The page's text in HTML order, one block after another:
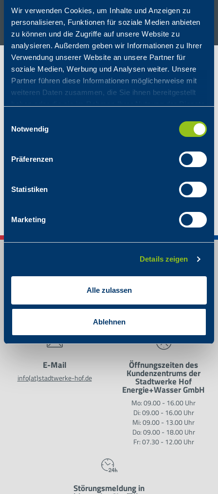
Wir verwenden Cookies, um Inhalte und Anzeigen zu
personalisieren, Funktionen für soziale Medien anbieten
zu können und die Zugriffe auf unsere Website zu
analysieren. Außerdem geben wir Informationen zu Ihrer
Verwendung unserer Website an unsere Partner für
soziale Medien, Werbung und Analysen weiter. Unsere
Partner führen diese Informationen möglicherweise mit
weiteren Daten zusammen, die Sie ihnen bereitgestellt
Notwendig
Präferenzen
Statistiken
Marketing
Details zeigen
Alle zulassen
Ablehnen
im Unternehmensregister. Sie finden die
Jahresabschlüssehier.
Einkaufsbedingungen
REMIT-MELDUNG
Geschichte des Unternehmens
Unterkotzauer Weg 25
E-Mail
info(at)stadtwerke-hof.de
Öffnungszeiten des
Kundenzentrums der
Stadtwerke Hof
Energie+Wasser GmbH
Mo: 09.00 - 16.00 Uhr
Di: 09.00 - 16.00 Uhr
Mi: 09.00 - 13.00 Uhr
Do: 09.00 - 18.00 Uhr
Fr: 07.30 - 12.00 Uhr
Störungsmeldung in